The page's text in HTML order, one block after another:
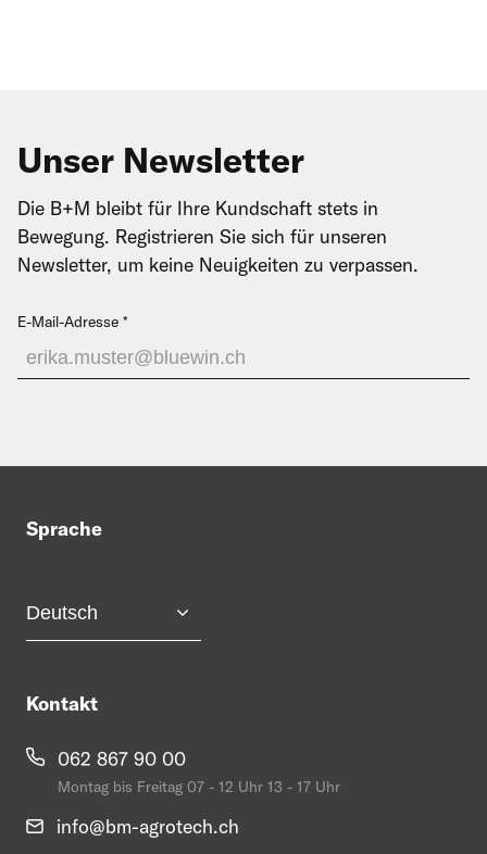
Unser Newsletter
Die B+M bleibt für Ihre Kundschaft stets in
Bewegung. Registrieren Sie sich für unseren
Newsletter, um keine Neuigkeiten zu verpassen.
E-Mail-Adresse
Sprache
Kontakt
062 867 90 00
Montag bis Freitag 07 - 12 Uhr 13 - 17 Uhr
info@bm-agrotech.ch